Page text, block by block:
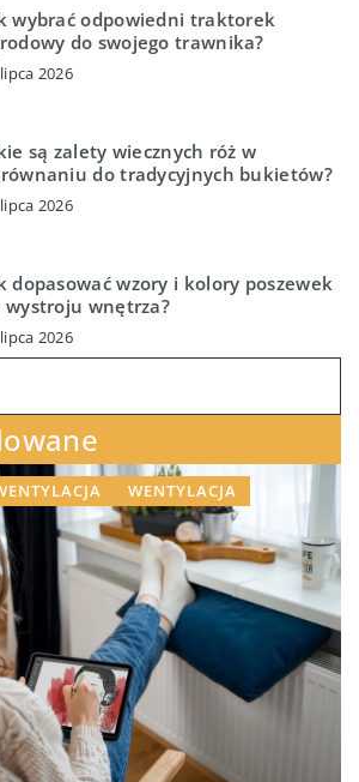
wybrać odpowiedni traktorek
do swojego trawnika?
2026
są zalety wiecznych róż w
do tradycyjnych bukietów?
2026
dopasować wzory i kolory poszewek
wystroju wnętrza?
2026
WENTYLACJA